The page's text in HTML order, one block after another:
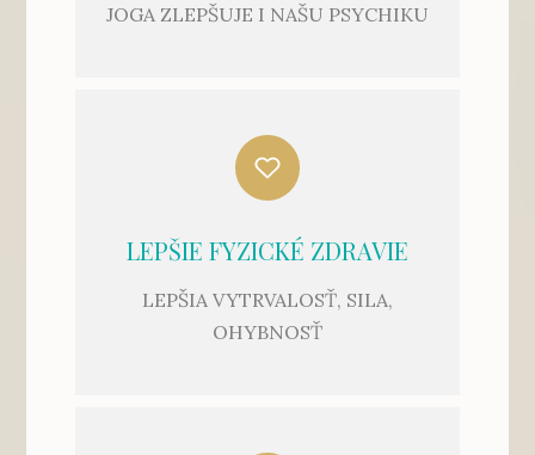
JOGA ZLEPŠUJE I NAŠU PSYCHIKU
LEPŠIE FYZICKÉ ZDRAVIE
LEPŠIA VYTRVALOSŤ, SILA,
OHYBNOSŤ